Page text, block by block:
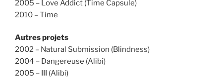
2005 – Love Addict (Time Capsule)
2010 – Time
Autres projets
2002 – Natural Submission (Blindness)
2004 – Dangereuse (Alibi)
2005 – III (Alibi)